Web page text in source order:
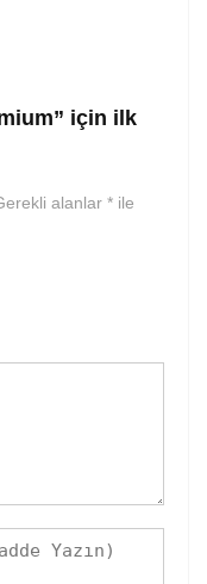
için ilk
alanlar * ile